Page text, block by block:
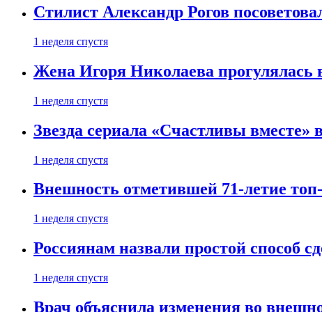
Стилист Александр Рогов
1 неделя спустя
Жена Игоря Николаева
1 неделя спустя
Звезда сериала «Счастливы вместе»
1 неделя спустя
Внешность отметившей 71-летие
1 неделя спустя
Россиянам назвали простой способ
1 неделя спустя
Врач объяснила изменения во